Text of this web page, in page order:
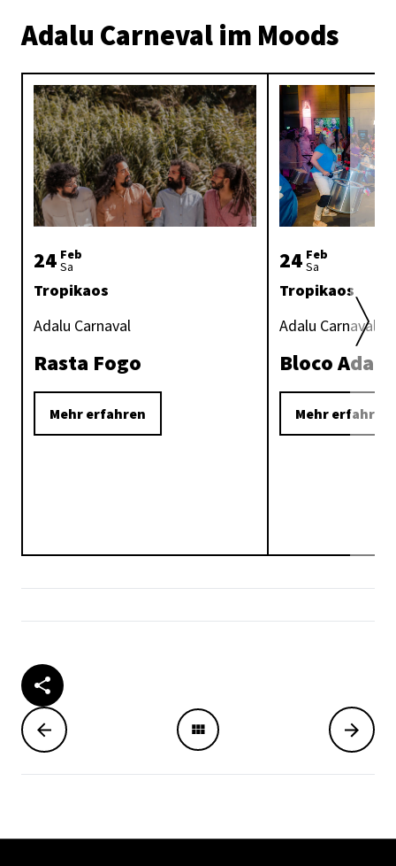
Adalu Carneval im Moods
24 Feb
Sa
Tropikaos
Adalu Carnaval
Rasta Fogo
Mehr erfahren
24 Feb
Sa
Tropikaos
Adalu Carnaval
Bloco Adalu
Mehr erfahren